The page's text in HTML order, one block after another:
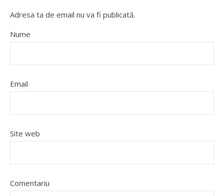
Adresa ta de email nu va fi publicată.
Nume
Email
Site web
Comentariu